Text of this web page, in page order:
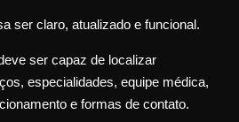
ser claro, atualizado e funcional.
ser capaz de localizar
especialidades, equipe médica,
e formas de contato.